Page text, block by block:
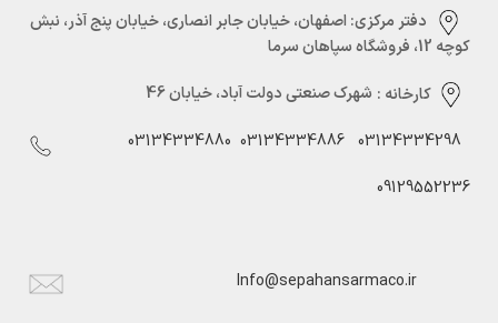
دفتر مرکزی:‌ اصفهان، خیابان جابر انصاری، خیابان پنج آذر، نبش
کوچه 12، فروشگاه سپاهان سرما
کارخانه : شهرک صنعتی دولت آباد، خیابان 46
03134334298
03134334886
03134334880
09129552236
Info@sepahansarmaco.ir